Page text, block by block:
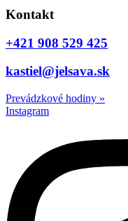
Kontakt
+421 908 529 425
kastiel@jelsava.sk
Prevádzkové hodiny »
Instagram